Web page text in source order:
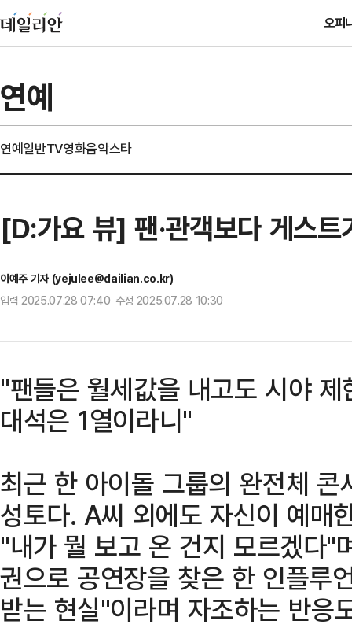
오피
연예
연예일반TV영화음악스타
[D:가요 뷰] 팬·관객보다 게스
이예주 기자 (yejulee@dailian.co.kr)
입력 2025.07.28 07:40 수정 2025.07.28 10:30
"팬들은 월세값을 내고도 시야
대석은 1열이라니"
최근 한 아이돌 그룹의 완전체
성토다. A씨 외에도 자신이 예매
"내가 뭘 보고 온 건지 모르겠다"
권으로 공연장을 찾은 한 인플루
받는 현실"이라며 자조하는 반응